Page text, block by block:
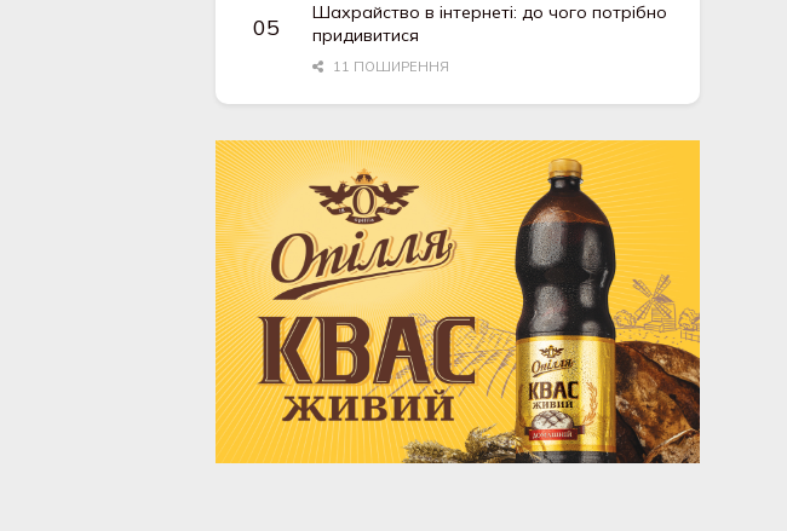
Шахрайство в інтернеті: до чого потрібно
придивитися
11 ПОШИРЕННЯ